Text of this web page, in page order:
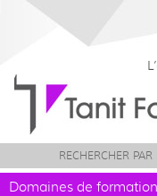
RECHERCHER PAR
Domaines de formation